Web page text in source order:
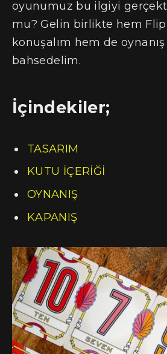
oyunumuz bu ilgiyi
mu? Gelin birlikte hem Flip
konuşalım hem de
bahsedelim.
İçindekiler;
TASARIM
KUTU İÇERİĞİ
OYNANIŞ
KAPANIŞ